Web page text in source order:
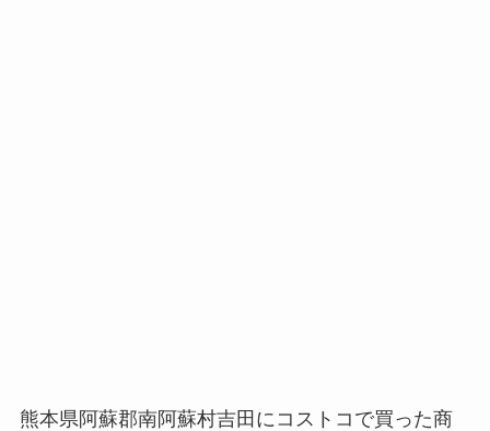
熊本県阿蘇郡南阿蘇村吉田にコストコで買った商